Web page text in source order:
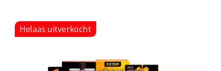
Showroom
Helaas uitverkocht